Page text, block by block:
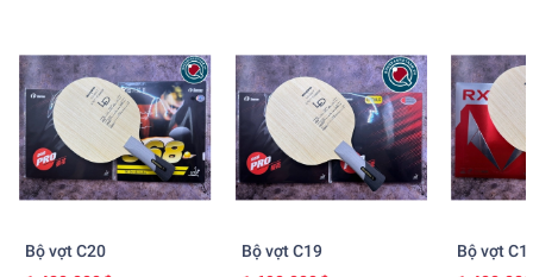
Bộ vợt C20
Bộ vợt C19
Bộ vợt